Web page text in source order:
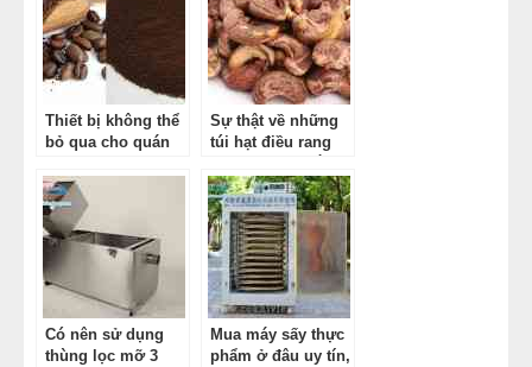
Thiết bị không thể
bỏ qua cho quán
Sự thật về những
túi hạt điều rang
ngày?
Có nên sử dụng
thùng lọc mỡ 3
Mua máy sấy thực
phẩm ở đâu uy tín,